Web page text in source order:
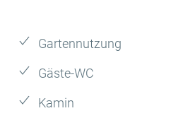
Gartennutzung
Gäste-WC
Kamin